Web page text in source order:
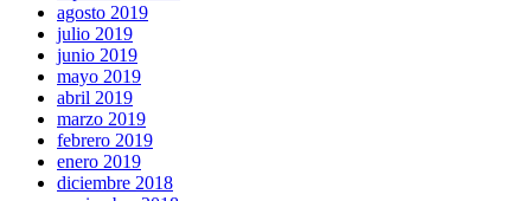
agosto 2019
julio 2019
junio 2019
mayo 2019
abril 2019
marzo 2019
febrero 2019
enero 2019
diciembre 2018